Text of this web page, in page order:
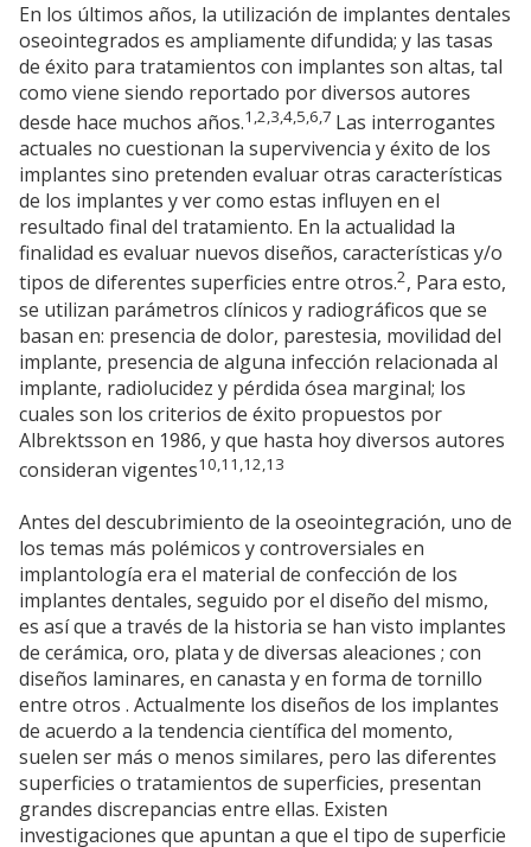
En los últimos años, la utilización de implantes dentales
oseointegrados es ampliamente difundida; y las tasas
de éxito para tratamientos con implantes son altas, tal
como viene siendo reportado por diversos autores
desde hace muchos años.1,2,3,4,5,6,7 Las interrogantes
actuales no cuestionan la supervivencia y éxito de los
implantes sino pretenden evaluar otras características
de los implantes y ver como estas influyen en el
resultado final del tratamiento. En la actualidad la
finalidad es evaluar nuevos diseños, características y/o
tipos de diferentes superficies entre otros.2, Para esto,
se utilizan parámetros clínicos y radiográficos que se
basan en: presencia de dolor, parestesia, movilidad del
implante, presencia de alguna infección relacionada al
implante, radiolucidez y pérdida ósea marginal; los
cuales son los criterios de éxito propuestos por
Albrektsson en 1986, y que hasta hoy diversos autores
consideran vigentes10,11,12,13
Antes del descubrimiento de la oseointegración, uno de
los temas más polémicos y controversiales en
implantología era el material de confección de los
implantes dentales, seguido por el diseño del mismo,
es así que a través de la historia se han visto implantes
de cerámica, oro, plata y de diversas aleaciones ; con
diseños laminares, en canasta y en forma de tornillo
entre otros . Actualmente los diseños de los implantes
de acuerdo a la tendencia científica del momento,
suelen ser más o menos similares, pero las diferentes
superficies o tratamientos de superficies, presentan
grandes discrepancias entre ellas. Existen
investigaciones que apuntan a que el tipo de superficie